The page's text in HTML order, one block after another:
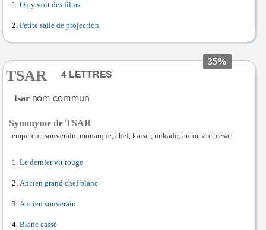
On y voit des films
Petite salle de projection
35%
TSAR
tsar
Synonyme de TSAR
empereur, souverain, monarque, chef, kaiser, mikado, autocrate, césar.
Le dernier vit rouge
Ancien grand chef blanc
Ancien souverain
Blanc cassé